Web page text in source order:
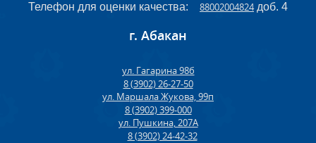
Телефон для оценки качества: 88002004824доб. 4
г. Абакан
ул. Гагарина 98б
8 (3902) 26-27-50
ул. Маршала Жукова, 99п
8 (3902) 399-000
ул. Пушкина, 207А
8 (3902) 24-42-32